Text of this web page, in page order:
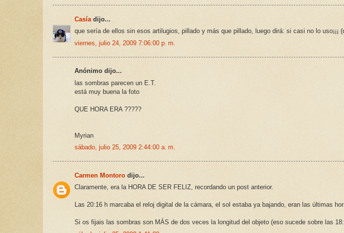
Casía dijo...
que sería de ellos sin esos artilugios, pillado y más que pillado, luego dirá: si casi no lo uso¡¡¡
viernes, julio 24, 2009 7:06:00 p. m.
Anónimo dijo...
las sombras parecen un E.T.
está muy buena la foto
QUE HORA ERA ?????
Myrian
sábado, julio 25, 2009 2:44:00 a. m.
Carmen Montoro dijo...
Claramente, era la HORA DE SER FELIZ, recordando un post anterior.
Las 20:16 h marcaba el reloj digital de la cámara, el sol estaba ya bajando, eran las últimas
Si os fijais las sombras son MÁS de dos veces la longitud del objeto (eso sucede sobre las